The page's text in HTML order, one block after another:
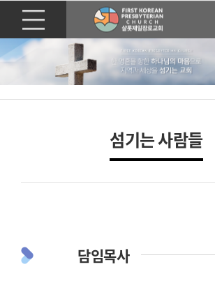
섬기는 사람들
담임목사